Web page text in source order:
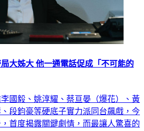
大姊大 他一通電話促成「不可能的
國毅、姚淳耀、蔡亘晏（爆花）、黃
段鈞豪等硬底子實力派同台飆戲，今
，首度揭露關鍵劇情，而最讓人驚喜的